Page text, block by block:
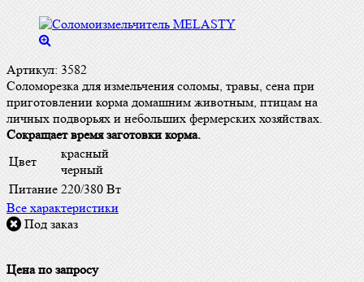
Артикул: 3582
Соломорезка для измельчения соломы, травы, сена при
приготовлении корма домашним животным, птицам на
личных подворьях и небольших фермерских хозяйствах.
Сокращает время заготовки корма.
Цвет
красный
черный
Питание 220/380 Вт
Все характеристики
Под заказ
Цена по запросу